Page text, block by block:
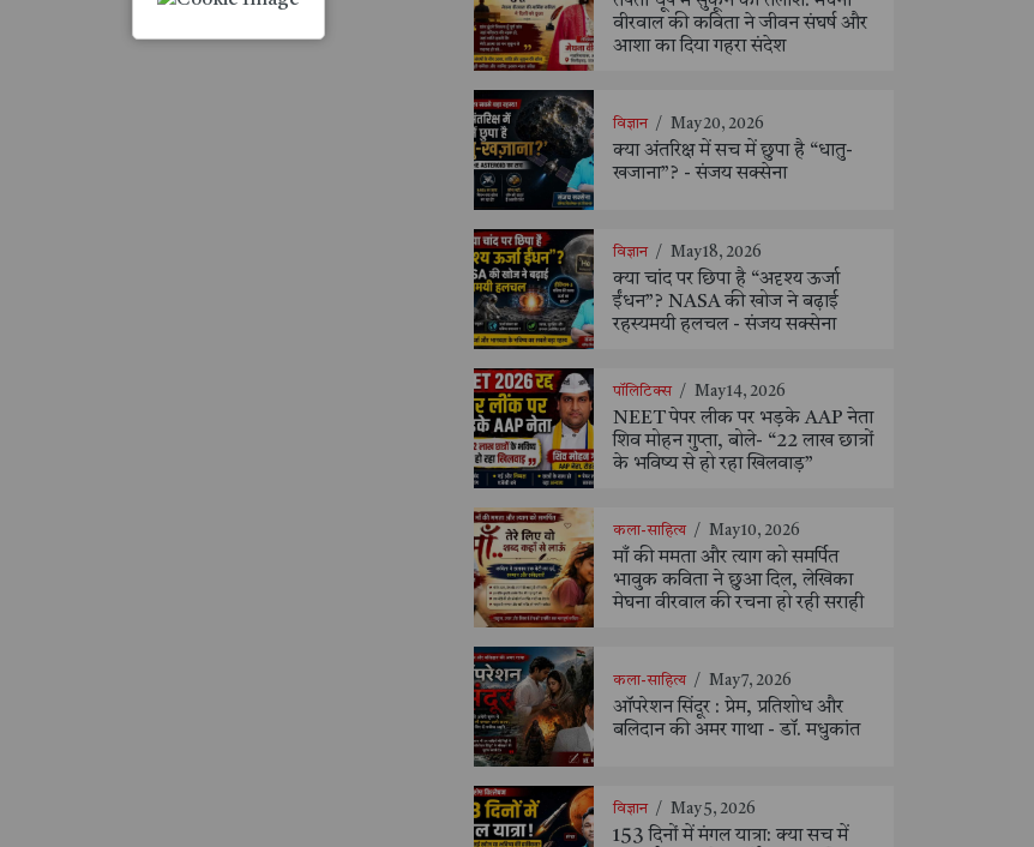
वीरवाल की कविता ने जीवन संघर्ष और
आशा का दिया गहरा संदेश
विज्ञान / May 20, 2026
क्या अंतरिक्ष में सच में छुपा है “धातु-
खजाना”? - संजय सक्सेना
विज्ञान / May 18, 2026
क्या चांद पर छिपा है “अदृश्य ऊर्जा
ईंधन”? NASA की खोज ने बढ़ाई
रहस्यमयी हलचल - संजय सक्सेना
पॉलिटिक्स / May 14, 2026
NEET पेपर लीक पर भड़के AAP नेता
शिव मोहन गुप्ता, बोले- “22 लाख छात्रों
के भविष्य से हो रहा खिलवाड़”
कला-साहित्य / May 10, 2026
माँ की ममता और त्याग को समर्पित
भावुक कविता ने छुआ दिल, लेखिका
मेघना वीरवाल की रचना हो रही सराही
कला-साहित्य / May 7, 2026
ऑपरेशन सिंदूर : प्रेम, प्रतिशोध और
बलिदान की अमर गाथा - डॉ. मधुकांत
विज्ञान / May 5, 2026
153 दिनों में मंगल यात्रा: क्या सच में